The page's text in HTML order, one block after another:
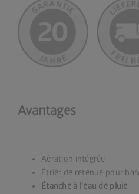
Avantages
Aération intégrée
Étrier de retenue pour
Étanche à l’eau de pluie